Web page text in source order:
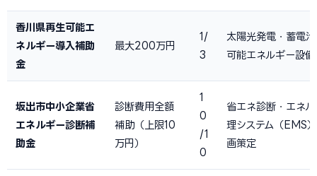
香川県再生可能エ
ネルギー導入補助
金
最大200万円
1/
3
太陽光発電・蓄電
可能エネルギー設
坂出市中小企業省
エネルギー診断補
助金
診断費用全額
補助（上限10
万円）
1
0
/1
0
省エネ診断・エネ
理システム（EMS
画策定